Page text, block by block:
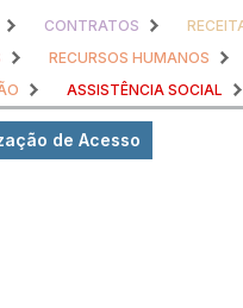
CONTRATOS
RECURSOS HUMANOS
ASSISTÊNCIA SOCIAL
de Acesso